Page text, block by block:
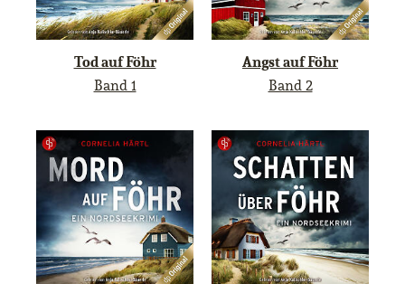
Tod auf Föhr
Band 1
Angst auf Föhr
Band 2